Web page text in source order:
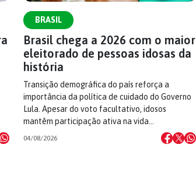
BRASIL
Brasil chega a 2026 com o maior
eleitorado de pessoas idosas da
história
Transição demográfica do país reforça a
importância da política de cuidado do Governo
Lula. Apesar do voto facultativo, idosos
mantêm participação ativa na vida…
04/08/2026